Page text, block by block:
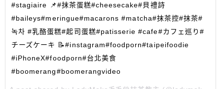
#stagiaire 📌#抹茶蛋糕#cheesecake#貝禮詩
#baileys#meringue#macarons #matcha#抹茶控#抹茶#
녹차 #乳酪蛋糕#起司蛋糕#patisserie #cafe#カフェ巡り#
チーズケーキ 📝#instagram#foodporn#taipeifoodie
#iPhoneX#foodporn#台北美食
#boomerang#boomerangvideo